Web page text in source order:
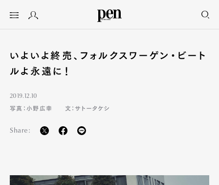
いよいよ終売、フォルクスワーゲン・ビート
ルよ永遠に！
2019.12.10
写真：小野広幸
文：サトータケシ
Share: